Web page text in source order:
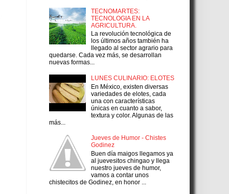
TECNOMARTES:
TECNOLOGIA EN LA
AGRICULTURA.
La revolución tecnológica de
los últimos años también ha
llegado al sector agrario para
quedarse. Cada vez más, se desarrollan
nuevas formas...
LUNES CULINARIO: ELOTES
En México, existen diversas
variedades de elotes, cada
una con características
únicas en cuanto a sabor,
textura y color. Algunas de las
más...
Jueves de Humor - Chistes
Godinez
Buen día maigos llegamos ya
al juevesitos chingao y llega
nuestro jueves de humor,
vamos a contar unos
chistecitos de Godinez, en honor ...